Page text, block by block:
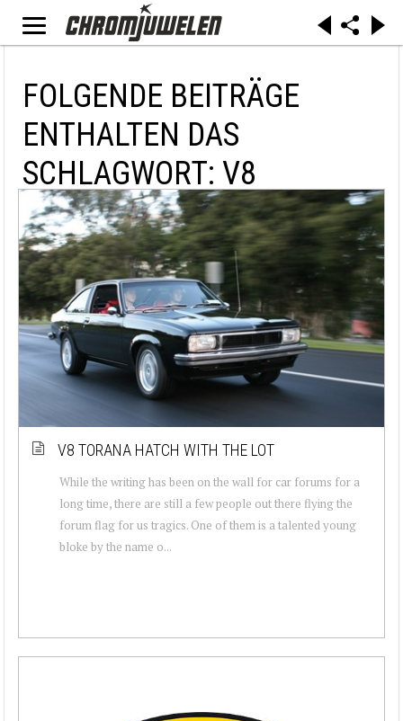
FOLGENDE BEITRÄGE
ENTHALTEN DAS
SCHLAGWORT: V8
V8 TORANA HATCH WITH THE LOT
While the writing has been on the wall for car forums for a
long time, there are still a few people out there flying the
forum flag for us tragics. One of them is a talented young
bloke by the name o...